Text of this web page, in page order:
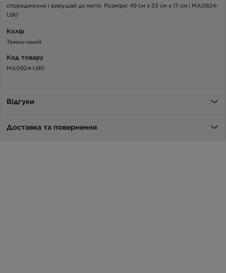
спорядження і вирушай до мети. Розміри: 49 см x 33 см x 17 см | MA0924-
U90
Колір
Темно-синій
Код товару
MA0924-U90
Відгуки
Доставка та повернення